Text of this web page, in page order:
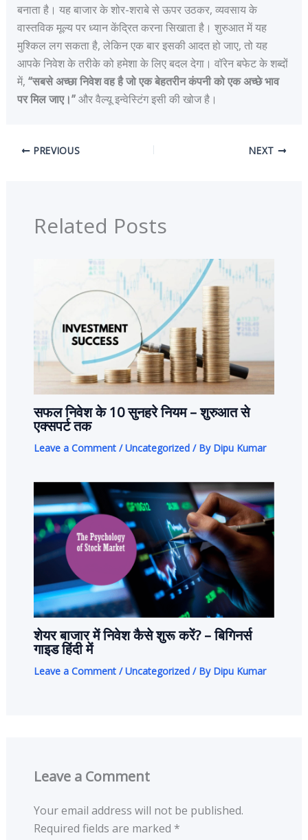
बनाता है। यह बाजार के शोर-शराबे से ऊपर उठकर, व्यवसाय के
वास्तविक मूल्य पर ध्यान केंद्रित करना सिखाता है। शुरुआत में यह
मुश्किल लग सकता है, लेकिन एक बार इसकी आदत हो जाए, तो यह
आपके निवेश के तरीके को हमेशा के लिए बदल देगा। वॉरेन बफेट के शब्दों
में, “सबसे अच्छा निवेश वह है जो एक बेहतरीन कंपनी को एक अच्छे भाव
पर मिल जाए।”और वैल्यू इन्वेस्टिंग इसी की खोज है।
PREVIOUS NEXT
Related Posts
सफल निवेश के 10 सुनहरे नियम – शुरुआत से
एक्सपर्ट तक
Leave a Comment /Uncategorized/ By Dipu Kumar
शेयर बाजार में निवेश कैसे शुरू करें? – बिगिनर्स
गाइड हिंदी में
Leave a Comment /Uncategorized/ By Dipu Kumar
Leave a Comment
Your email address will not be published.
Required fields are marked *